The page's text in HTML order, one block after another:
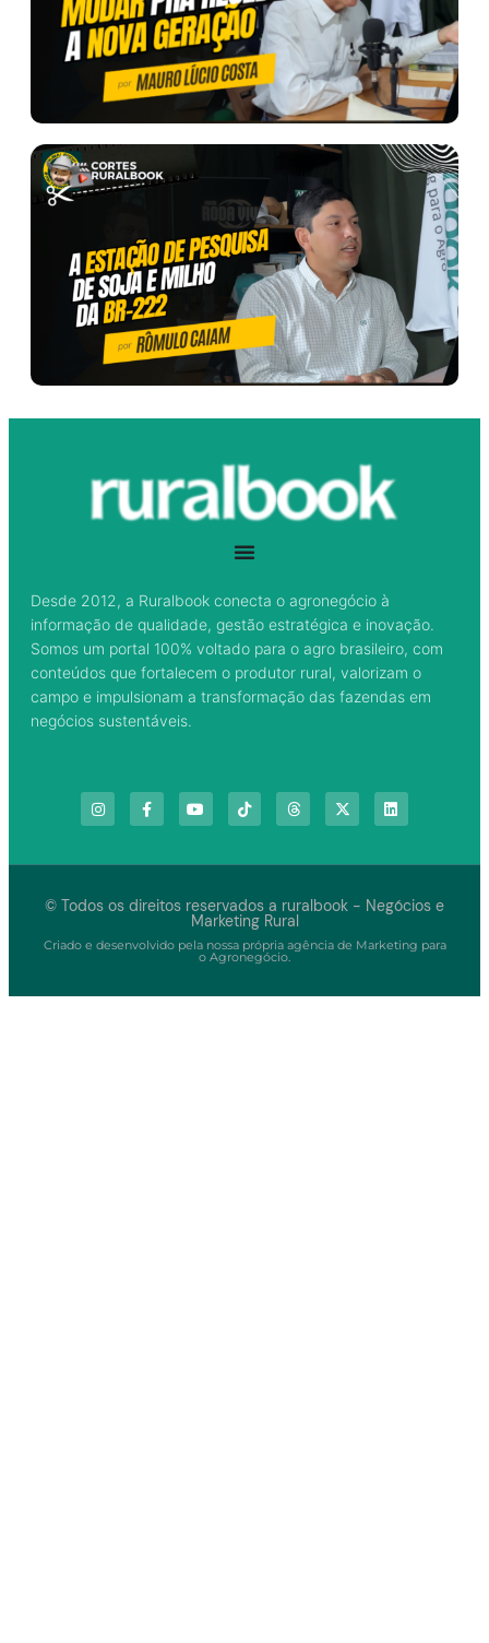
Desde 2012, a Ruralbook conecta o agronegócio à
informação de qualidade, gestão estratégica e inovação.
Somos um portal 100% voltado para o agro brasileiro, com
conteúdos que fortalecem o produtor rural, valorizam o
campo e impulsionam a transformação das fazendas em
negócios sustentáveis.
© Todos os direitos reservados a ruralbook - Negócios e
Marketing Rural
Criado e desenvolvido pela nossa própria agência de Marketing para
o Agronegócio.